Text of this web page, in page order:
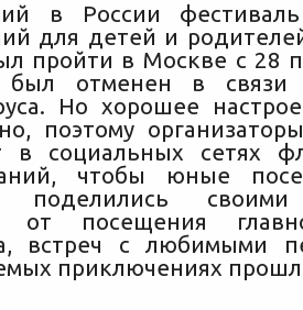
в России
для детей и
пройти в Москве с 28
был отменен в связи
Но хорошее
поэтому организаторы
в социальных сетях
чтобы юные
поделились своими
от посещения
встреч с любимыми
приключениях